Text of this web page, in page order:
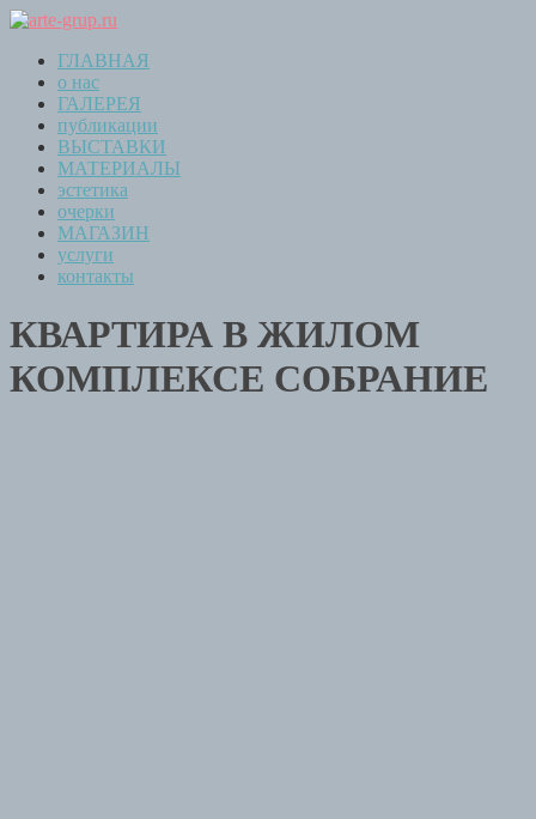
ГЛАВНАЯ
о нас
ГАЛЕРЕЯ
публикации
ВЫСТАВКИ
МАТЕРИАЛЫ
эстетика
очерки
МАГАЗИН
услуги
контакты
КВАРТИРА В ЖИЛОМ
КОМПЛЕКСЕ СОБРАНИЕ